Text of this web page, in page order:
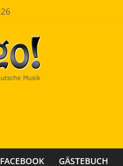
FACEBOOK GÄSTEBUCH